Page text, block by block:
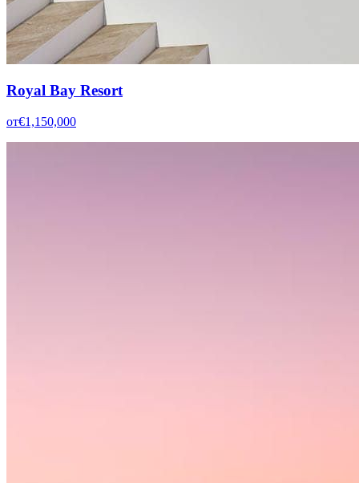
Royal Bay Resort
от€1,150,000